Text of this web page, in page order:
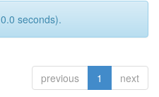
seconds).
previous 1 next